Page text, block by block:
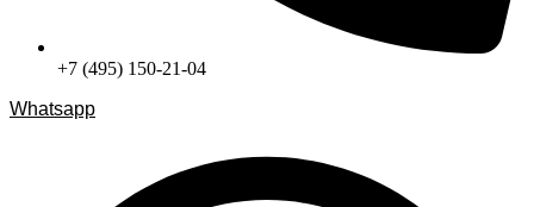
+7 (495) 150-21-04
Whatsapp